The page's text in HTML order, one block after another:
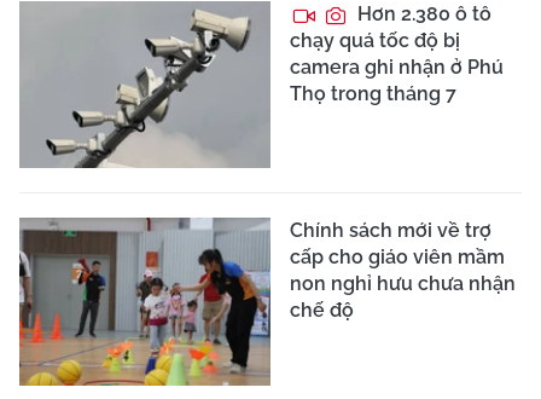
Hơn 2.380 ô tô
chạy quá tốc độ bị
camera ghi nhận ở Phú
Thọ trong tháng 7
Chính sách mới về trợ
cấp cho giáo viên mầm
non nghỉ hưu chưa nhận
chế độ